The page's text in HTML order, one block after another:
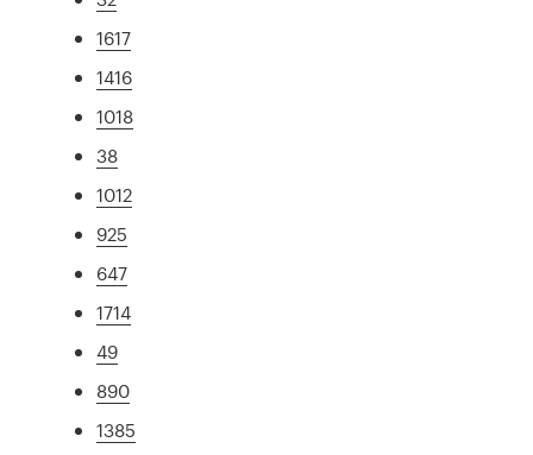
1617
1416
1018
38
1012
925
647
1714
49
890
1385